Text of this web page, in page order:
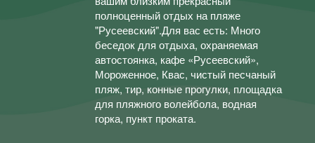
полноценный отдых на пляже
"Русеевский".Для вас есть: Много
беседок для отдыха, охраняемая
автостоянка, кафе «Русеевский»,
Мороженное, Квас, чистый песчаный
пляж, тир, конные прогулки, площадка
для пляжного волейбола, водная
горка, пункт проката.